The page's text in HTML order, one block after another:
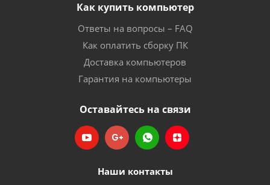
Как купить компьютер
Ответы на вопросы – FAQ
Как оплатить сборку ПК
Доставка компьютеров
Гарантия на компьютеры
Оставайтесь на связи
Наши контакты